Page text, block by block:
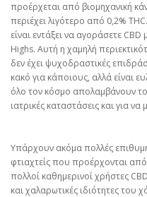
προέρχεται από βιομηχανική
περιέχει λιγότερο από 0,2%
είναι εντάξει να αγοράσετε
Highs. Αυτή η χαμηλή
δεν έχει ψυχοδραστικές
κακό για κάποιους, αλλά είναι
όλο τον κόσμο απολαμβάνουν
ιατρικές καταστάσεις και για
Υπάρχουν ακόμα πολλές
φτιαχτείς που προέρχονται
πολλοί καθημερινοί χρήστες
και χαλαρωτικές ιδιότητες του